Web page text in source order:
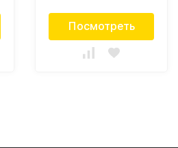
Посмотреть